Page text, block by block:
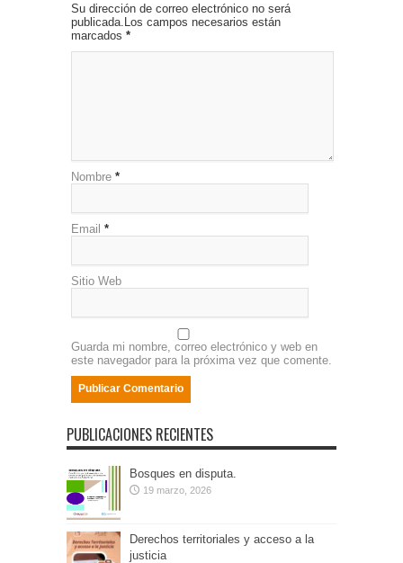
Su dirección de correo electrónico no será
publicada.Los campos necesarios están
marcados *
Nombre *
Email *
Sitio Web
Guarda mi nombre, correo electrónico y web en
este navegador para la próxima vez que comente.
PUBLICACIONES RECIENTES
Bosques en disputa.
19 marzo, 2026
Derechos territoriales y acceso a la
justicia